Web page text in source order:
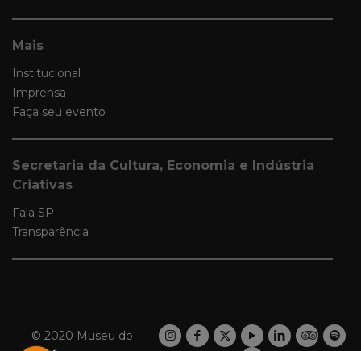
Mais
Institucional
Imprensa
Faça seu evento
Secretaria da Cultura, Economia e Indústria
Criativas
Fala SP
Transparência
© 2020 Museu do